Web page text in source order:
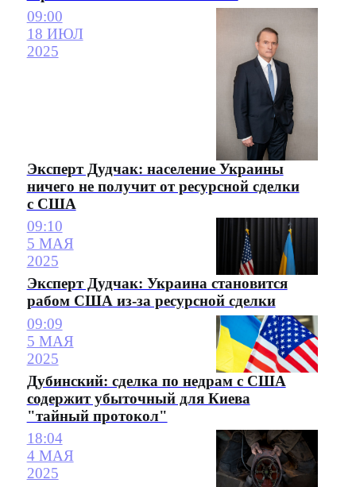
09:00
18 ИЮЛ
2025
Эксперт Дудчак: население Украины
ничего не получит от ресурсной сделки
с США
09:10
5 МАЯ
2025
Эксперт Дудчак: Украина становится
рабом США из-за ресурсной сделки
09:09
5 МАЯ
2025
Дубинский: сделка по недрам с США
содержит убыточный для Киева
"тайный протокол"
18:04
4 МАЯ
2025